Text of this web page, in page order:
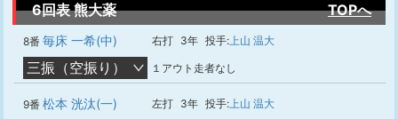
6回表 熊大薬 TOPへ
8番 毎床 一希(中) 右打 3年 投手:上山 温大
三振（空振り） １アウト走者なし
9番 松本 洸汰(一) 左打 3年 投手:上山 温大